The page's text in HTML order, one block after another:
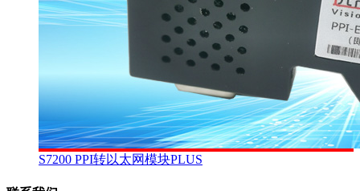
S7200 PPI转以太网模块PLUS